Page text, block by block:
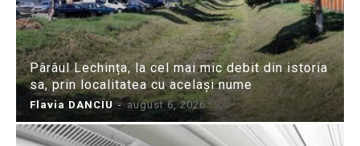
Pârâul Lechința, la cel mai mic debit din istoria
sa, prin localitatea cu același nume
Flavia DANCIU - august 6, 2026